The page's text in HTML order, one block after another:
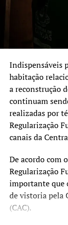
Diques
Os interessados
Doutor
17h, levando os
solicitação de
unidade
permanecem
Indispensáveis
habitação
a reconstrução
continuam
realizadas por
Regularização
canais da
De acordo com
Regularização
importante que
de vistoria pela
(CAC).